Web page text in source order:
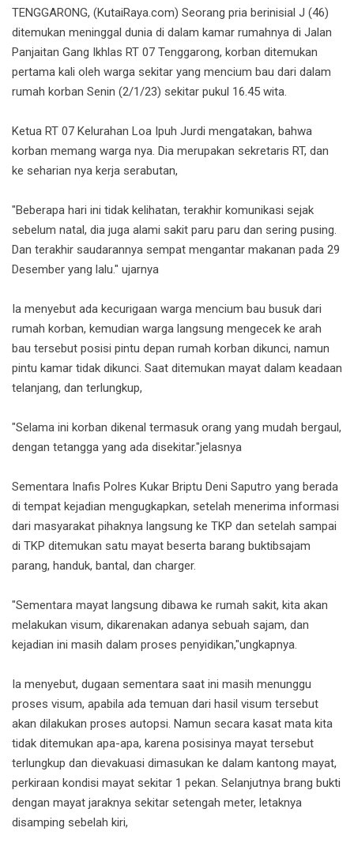
TENGGARONG, (KutaiRaya.com) Seorang pria berinisial J (46)
ditemukan meninggal dunia di dalam kamar rumahnya di Jalan
Panjaitan Gang Ikhlas RT 07 Tenggarong, korban ditemukan
pertama kali oleh warga sekitar yang mencium bau dari dalam
rumah korban Senin (2/1/23) sekitar pukul 16.45 wita.
Ketua RT 07 Kelurahan Loa Ipuh Jurdi mengatakan, bahwa
korban memang warga nya. Dia merupakan sekretaris RT, dan
ke seharian nya kerja serabutan,
"Beberapa hari ini tidak kelihatan, terakhir komunikasi sejak
sebelum natal, dia juga alami sakit paru paru dan sering pusing.
Dan terakhir saudarannya sempat mengantar makanan pada 29
Desember yang lalu." ujarnya
Ia menyebut ada kecurigaan warga mencium bau busuk dari
rumah korban, kemudian warga langsung mengecek ke arah
bau tersebut posisi pintu depan rumah korban dikunci, namun
pintu kamar tidak dikunci. Saat ditemukan mayat dalam keadaan
telanjang, dan terlungkup,
"Selama ini korban dikenal termasuk orang yang mudah bergaul,
dengan tetangga yang ada disekitar."jelasnya
Sementara Inafis Polres Kukar Briptu Deni Saputro yang berada
di tempat kejadian mengugkapkan, setelah menerima informasi
dari masyarakat pihaknya langsung ke TKP dan setelah sampai
di TKP ditemukan satu mayat beserta barang buktibsajam
parang, handuk, bantal, dan charger.
"Sementara mayat langsung dibawa ke rumah sakit, kita akan
melakukan visum, dikarenakan adanya sebuah sajam, dan
kejadian ini masih dalam proses penyidikan,"ungkapnya.
Ia menyebut, dugaan sementara saat ini masih menunggu
proses visum, apabila ada temuan dari hasil visum tersebut
akan dilakukan proses autopsi. Namun secara kasat mata kita
tidak ditemukan apa-apa, karena posisinya mayat tersebut
terlungkup dan dievakuasi dimasukan ke dalam kantong mayat,
perkiraan kondisi mayat sekitar 1 pekan. Selanjutnya brang bukti
dengan mayat jaraknya sekitar setengah meter, letaknya
disamping sebelah kiri,